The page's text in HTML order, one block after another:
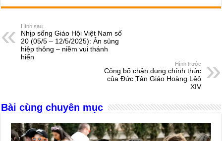
c
e
b
o
ss
n
g
at
A
p
e
d
er ail ar
Hình sau
Nhịp sống Giáo Hội Việt Nam số
20 (05/5 – 12/5/2025): Ân sủng
hiệp thông – niềm vui thánh
hiến
Hình trước
Công bố chân dung chính thức
của Đức Tân Giáo Hoàng Lêô
XIV
Bài cùng chuyên mục